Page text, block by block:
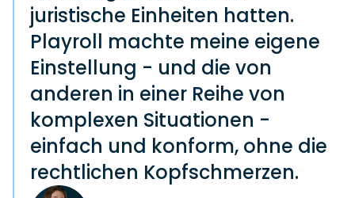
juristische Einheiten hatten.
Playroll machte meine eigene
Einstellung - und die von
anderen in einer Reihe von
komplexen Situationen -
einfach und konform, ohne die
rechtlichen Kopfschmerzen.